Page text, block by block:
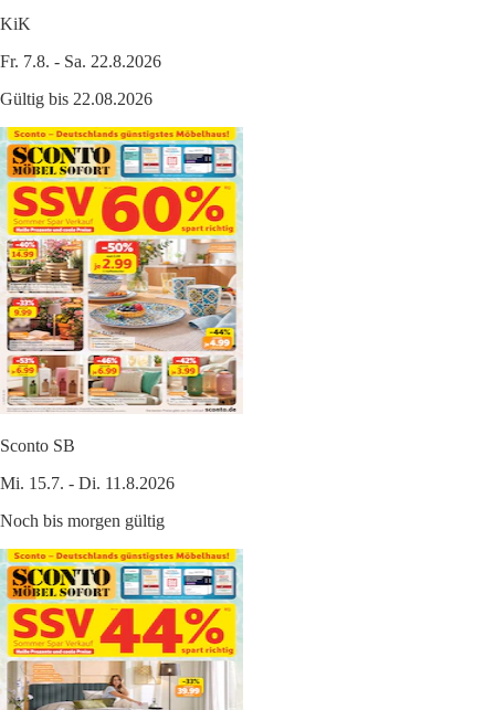
KiK
Fr. 7.8. - Sa. 22.8.2026
Gültig bis 22.08.2026
Sconto SB
Mi. 15.7. - Di. 11.8.2026
Noch bis morgen gültig